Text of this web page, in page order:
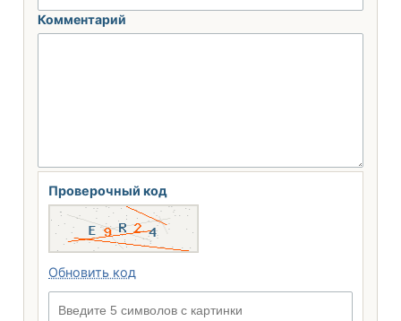
Комментарий
Проверочный код
Обновить код